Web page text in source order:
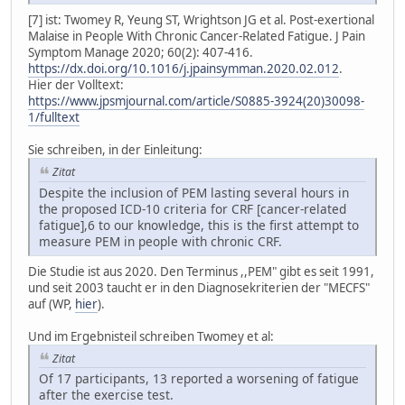
[7] ist: Twomey R, Yeung ST, Wrightson JG et al. Post-exertional
Malaise in People With Chronic Cancer-Related Fatigue. J Pain
Symptom Manage 2020; 60(2): 407-416.
https://dx.doi.org/10.1016/j.jpainsymman.2020.02.012.
Hier der Volltext:
https://www.jpsmjournal.com/article/S0885-3924(20)30098-
1/fulltext
Sie schreiben, in der Einleitung:
Zitat
Despite the inclusion of PEM lasting several hours in
the proposed ICD-10 criteria for CRF [cancer-related
fatigue],6 to our knowledge, this is the first attempt to
measure PEM in people with chronic CRF.
Die Studie ist aus 2020. Den Terminus ,,PEM" gibt es seit 1991,
und seit 2003 taucht er in den Diagnosekriterien der "MECFS"
auf (WP, hier).
Und im Ergebnisteil schreiben Twomey et al:
Zitat
Of 17 participants, 13 reported a worsening of fatigue
after the exercise test.